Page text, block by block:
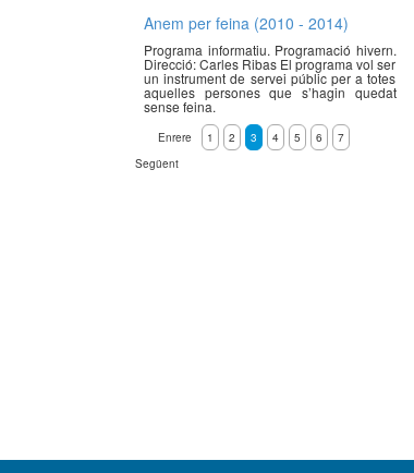
Anem per feina (2010 - 2014)
Programa informatiu. Programació hivern.
Direcció: Carles Ribas El programa vol ser
un instrument de servei públic per a totes
aquelles persones que s’hagin quedat
sense feina.
Enrere 1 2 3 4 5 6
7
Següent